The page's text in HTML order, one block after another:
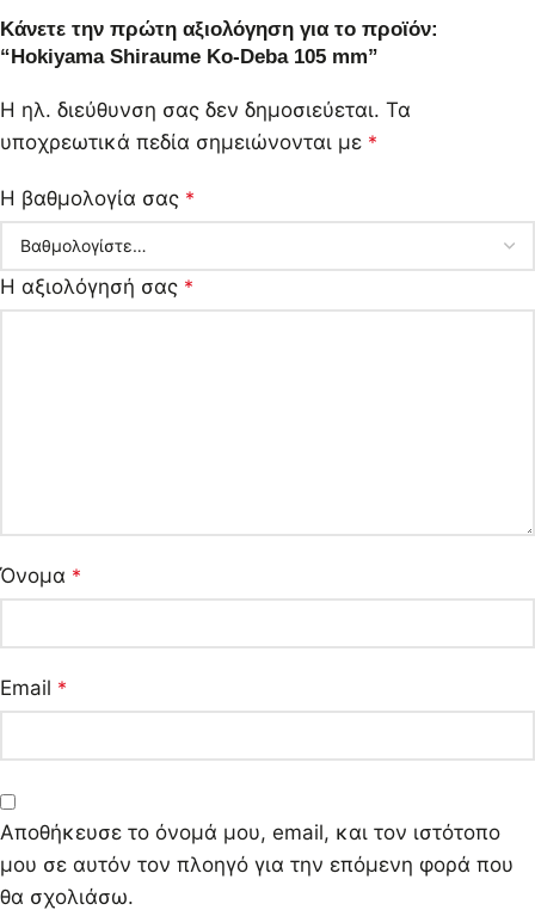
Κάνετε την πρώτη αξιολόγηση για το προϊόν:
“Hokiyama Shiraume Ko-Deba 105 mm”
Η ηλ. διεύθυνση σας δεν δημοσιεύεται. Τα
υποχρεωτικά πεδία σημειώνονται με *
Η βαθμολογία σας *
Η αξιολόγησή σας *
Όνομα *
Email *
Αποθήκευσε το όνομά μου, email, και τον ιστότοπο
μου σε αυτόν τον πλοηγό για την επόμενη φορά που
θα σχολιάσω.